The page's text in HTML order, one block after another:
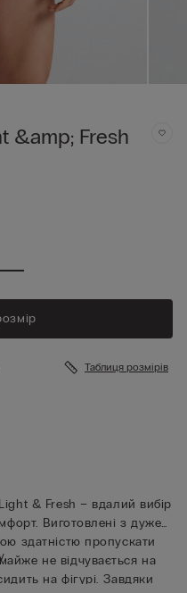
&amp; Fresh
Таблиця розмірів
& Fresh – вдалий вибір
Виготовлені з дуже
здатністю пропускати
не відчувається на
на фігурі. Завдяки